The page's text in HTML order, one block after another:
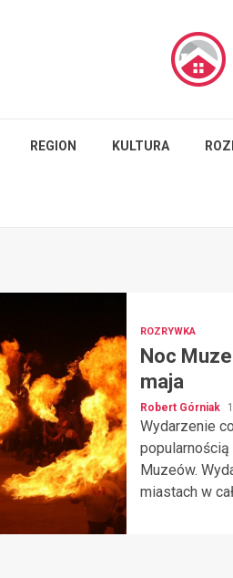
REGION KULTURA
ROZRYWKA
Noc
maja
Robert Górniak
Wydarzenie
Muzeów.
miastach w